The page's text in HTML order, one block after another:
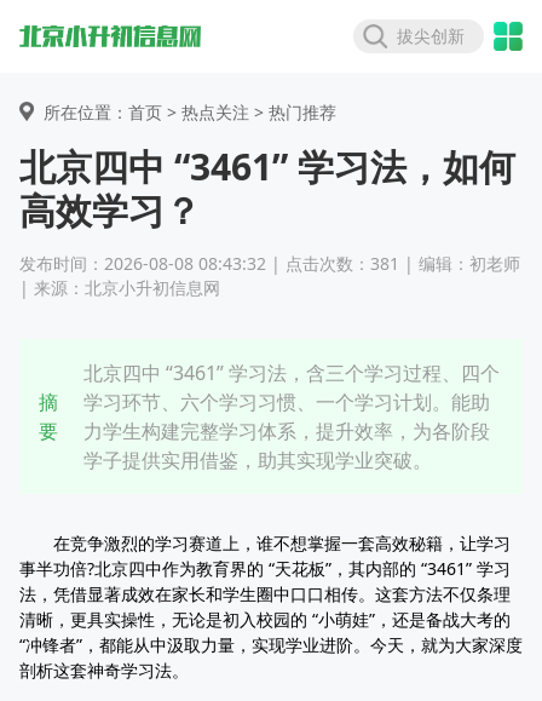
拔尖创新
所在位置：首页 > 热点关注 > 热门推荐
北京四中 “3461” 学习法，如何
高效学习？
发布时间：2026-08-08 08:43:32 | 点击次数：381 | 编辑：初老师
| 来源：北京小升初信息网
摘
要
北京四中 “3461” 学习法，含三个学习过程、四个
学习环节、六个学习习惯、一个学习计划。能助
力学生构建完整学习体系，提升效率，为各阶段
学子提供实用借鉴，助其实现学业突破。
在竞争激烈的学习赛道上，谁不想掌握一套高效秘籍，让学习
事半功倍?北京四中作为教育界的 “天花板”，其内部的 “3461” 学习
法，凭借显著成效在家长和学生圈中口口相传。这套方法不仅条理
清晰，更具实操性，无论是初入校园的 “小萌娃”，还是备战大考的
“冲锋者”，都能从中汲取力量，实现学业进阶。今天，就为大家深度
剖析这套神奇学习法。